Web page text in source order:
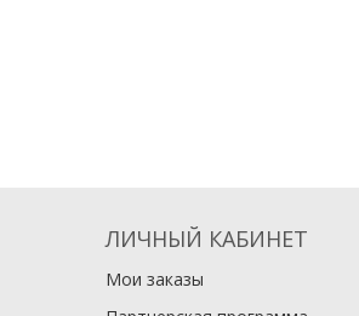
ЛИЧНЫЙ КАБИНЕТ
Мои заказы